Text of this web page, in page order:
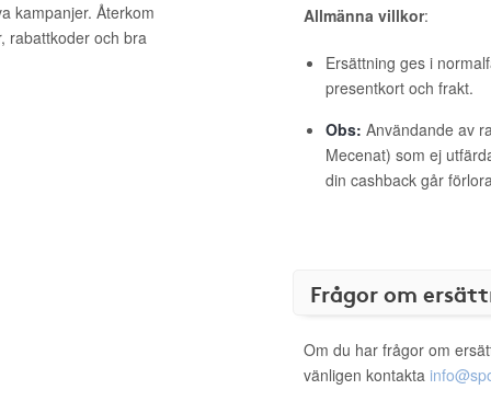
kampanjer. Återkom
rabattkoder och bra
Allmänna villkor:
Ersättning ges i
presentkort och frakt.
Obs: Användande av
Mecenat) som ej
din cashback går
Frågor om
Om du har frågor om
vänligen kontakta